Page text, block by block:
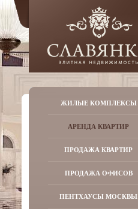
ЖИЛЫЕ КОМПЛЕКСЫ
АРЕНДА КВАРТИР
ПРОДАЖА КВАРТИР
ПРОДАЖА ОФИСОВ
ПЕНТХАУСЫ МОСКВЫ